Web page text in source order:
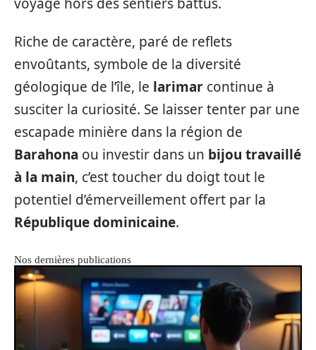
Riche de caractère, paré de reflets
envoûtants, symbole de la diversité
géologique de l’île, le larimar continue à
susciter la curiosité. Se laisser tenter par une
escapade minière dans la région de
Barahona ou investir dans un bijou travaillé
à la main, c’est toucher du doigt tout le
potentiel d’émerveillement offert par la
République dominicaine.
Nos dernières publications